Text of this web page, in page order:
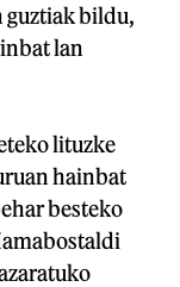
guztiak bildu,
lan
lituzke
hainbat
besteko